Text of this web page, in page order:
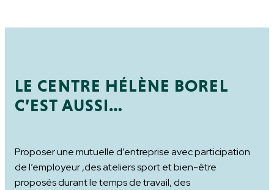
LE CENTRE HÉLÈNE BOREL
C’EST AUSSI…
Proposer une mutuelle d’entreprise avec participation
de l’employeur ,des ateliers sport et bien-être
proposés durant le temps de travail, des